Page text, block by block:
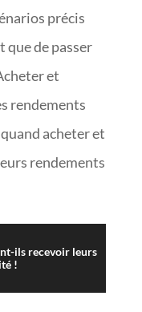
précis
que de passer
et
rendements
acheter et
rendements
ils recevoir leurs
!